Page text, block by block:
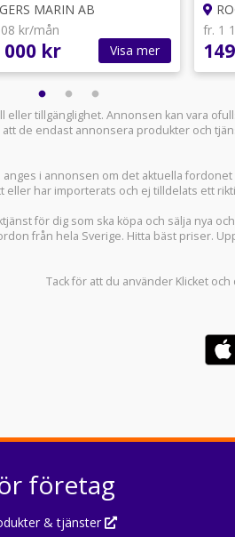
MARIN AB
kr/mån
000 kr Visa mer
fr. 1
tillgänglighet. Annonsen kan vara
de endast annonsera produkter och
anges i annonsen om det aktuella
eller har importerats och ej tilldelats ett
för dig som ska köpa och sälja nya
från hela Sverige. Hitta bäst priser.
Tack för att du använder Klicket och
företag
& tjänster